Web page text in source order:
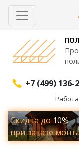
+7 (499) 136-
Скидка до10%
при заказе